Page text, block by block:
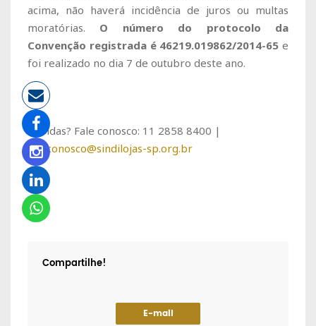
acima, não haverá incidência de juros ou multas
moratórias. O número do protocolo da
Convenção registrada é 46219.019862/2014-65 e
foi realizado no dia 7 de outubro deste ano.
Dúvidas? Fale conosco: 11 2858 8400 |
faleconosco@sindilojas-sp.org.br
Compartilhe!
E-mail